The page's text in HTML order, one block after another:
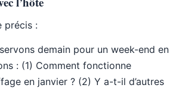
précis :
demain pour un week-end en
: (1) Comment fonctionne
en janvier ? (2) Y a-t-il d’autres